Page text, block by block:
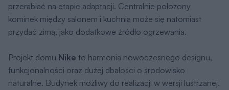
przerabiać na etapie adaptacji. Centralnie położony
kominek między salonem i kuchnią może się natomiast
przydać zimą, jako dodatkowe źródło ogrzewania.
Projekt domu Nike to harmonia nowoczesnego designu,
funkcjonalności oraz dużej dbałości o środowisko
naturalne. Budynek możliwy do realizacji w wersji lustrzanej.